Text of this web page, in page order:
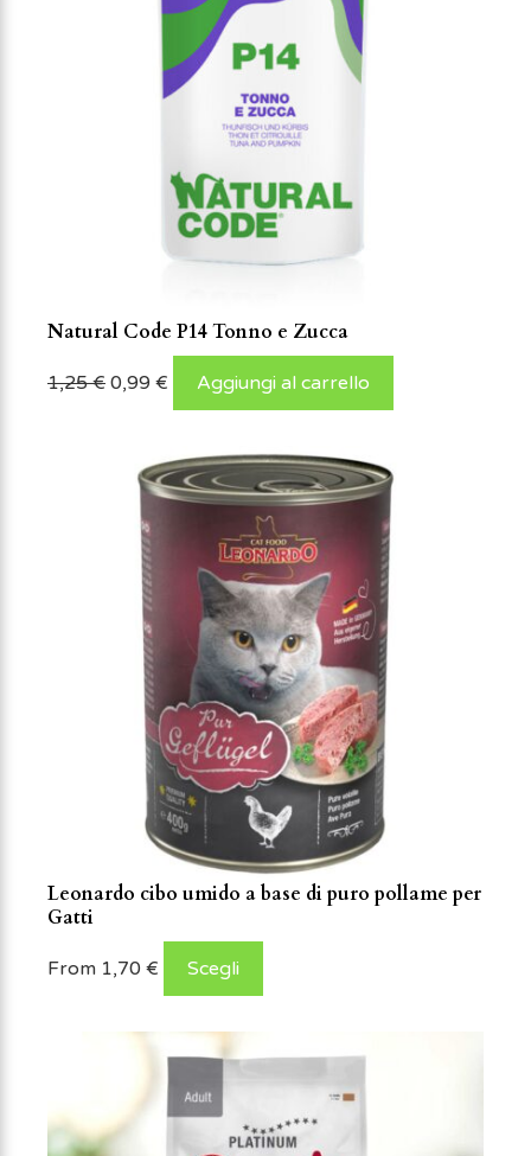
Natural Code P14 Tonno e Zucca
1,25€ 0,99 € Aggiungi al carrello
Leonardo cibo umido a base di puro pollame per
Gatti
From 1,70 € Scegli